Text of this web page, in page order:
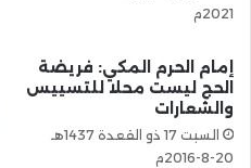
2021م
إمام الحرم المكي: فريضة
الحج ليست محلا للتسييس
والشعارات
السبت 17 ذو القعدة 1437هـ
20-8-2016م